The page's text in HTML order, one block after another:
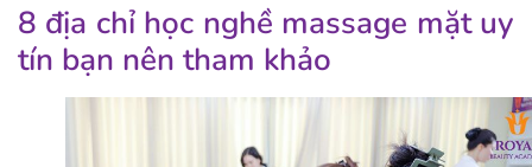
8 địa chỉ học nghề massage mặt uy
tín bạn nên tham khảo